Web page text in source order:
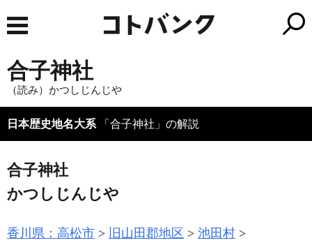
合子神社
（読み）かつしじんじや
日本歴史地名大系 「合子神社」の解説
合子神社
かつしじんじや
香川県：高松市 旧山田郡地区
池田村